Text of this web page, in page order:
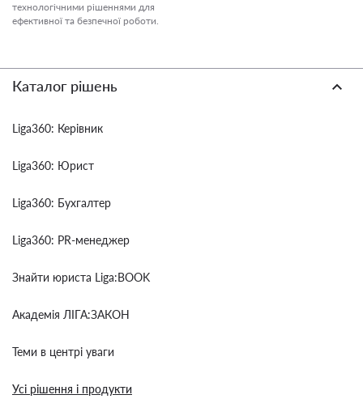
технологічними рішеннями для
ефективної та безпечної роботи.
Каталог рішень
Liga360: Керівник
Liga360: Юрист
Liga360: Бухгалтер
Liga360: PR-менеджер
Знайти юриста Liga:BOOK
Академія ЛІГА:ЗАКОН
Теми в центрі уваги
Усі рішення і продукти